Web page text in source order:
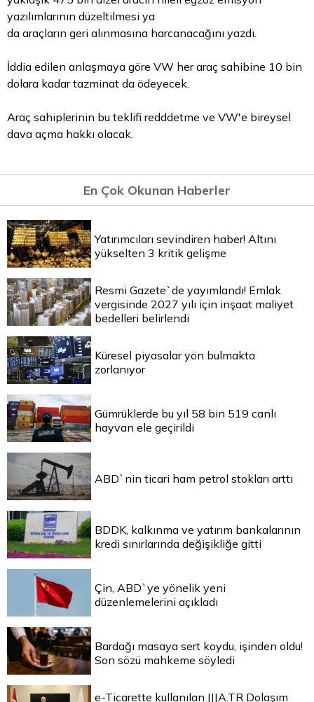
yazılımlarının düzeltilmesi ya
da araçların geri alınmasına harcanacağını yazdı.
İddia edilen anlaşmaya göre VW her araç sahibine 10 bin
dolara kadar tazminat da ödeyecek.
Araç sahiplerinin bu teklifi redddetme ve VW'e bireysel
dava açma hakkı olacak.
En Çok Okunan Haberler
Yatırımcıları sevindiren haber! Altını
yükselten 3 kritik gelişme
Resmi Gazete`de yayımlandı! Emlak
vergisinde 2027 yılı için inşaat maliyet
bedelleri belirlendi
Küresel piyasalar yön bulmakta
zorlanıyor
Gümrüklerde bu yıl 58 bin 519 canlı
hayvan ele geçirildi
ABD`nin ticari ham petrol stokları arttı
BDDK, kalkınma ve yatırım bankalarının
kredi sınırlarında değişikliğe gitti
Çin, ABD`ye yönelik yeni
düzenlemelerini açıkladı
Bardağı masaya sert koydu, işinden oldu!
Son sözü mahkeme söyledi
e-Ticarette kullanılan |||A.TR Dolaşım